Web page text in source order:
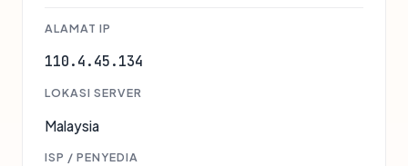
ALAMAT IP
110.4.45.134
LOKASI SERVER
Malaysia
ISP / PENYEDIA